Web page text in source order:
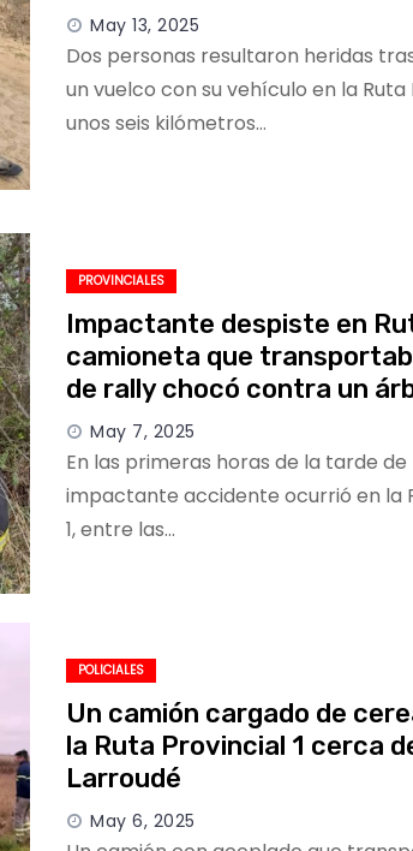
May 13, 2025
Dos personas resultaron heridas
un vuelco con su vehículo en la Ruta
unos seis kilómetros…
PROVINCIALES
Impactante despiste en
camioneta que
de rally chocó contra un
May 7, 2025
En las primeras horas de la tarde de
impactante accidente ocurrió en la
1, entre las…
POLICIALES
Un camión cargado de
la Ruta Provincial 1 cerca
Larroudé
May 6, 2025